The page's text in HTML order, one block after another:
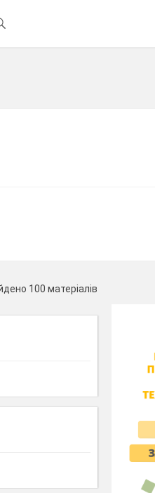
100 матеріалів